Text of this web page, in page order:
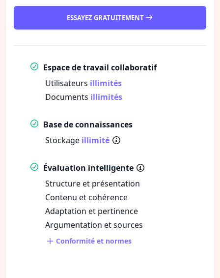
ESSAYEZ GRATUITEMENT
Espace de travail collaboratif
Utilisateurs illimités
Documents illimités
Base de connaissances
Stockage illimité
Évaluation intelligente
Structure et présentation
Contenu et cohérence
Adaptation et pertinence
Argumentation et sources
Conformité et normes